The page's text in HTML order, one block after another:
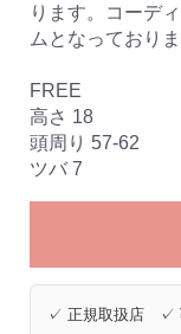
ります。コーデ
ムとなっておりま
FREE
高さ 18
頭周り 57-62
ツバ 7
✓ 正規取扱店 ✓